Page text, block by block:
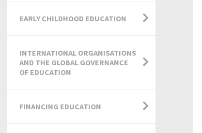
EARLY CHILDHOOD EDUCATION
INTERNATIONAL ORGANISATIONS
AND THE GLOBAL GOVERNANCE
OF EDUCATION
FINANCING EDUCATION